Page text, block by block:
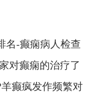
名-癫痫病人检查
对癫痫的治疗了
癫疯发作频繁对